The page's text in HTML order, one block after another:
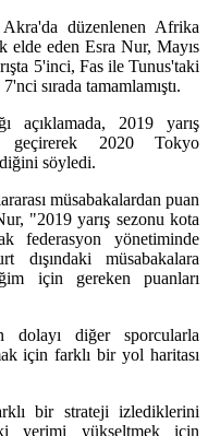
düzenlenen Afrika
elde eden Esra Nur, Mayıs
5'inci, Fas ile Tunus'taki
sırada tamamlamıştı.
açıklamada, 2019 yarış
2020 Tokyo
söyledi.
müsabakalardan puan
"2019 yarış sezonu kota
federasyon yönetiminde
dışındaki müsabakalara
için gereken puanları
dolayı diğer sporcularla
için farklı bir yol haritası
bir strateji izlediklerini
yerimi yükseltmek için